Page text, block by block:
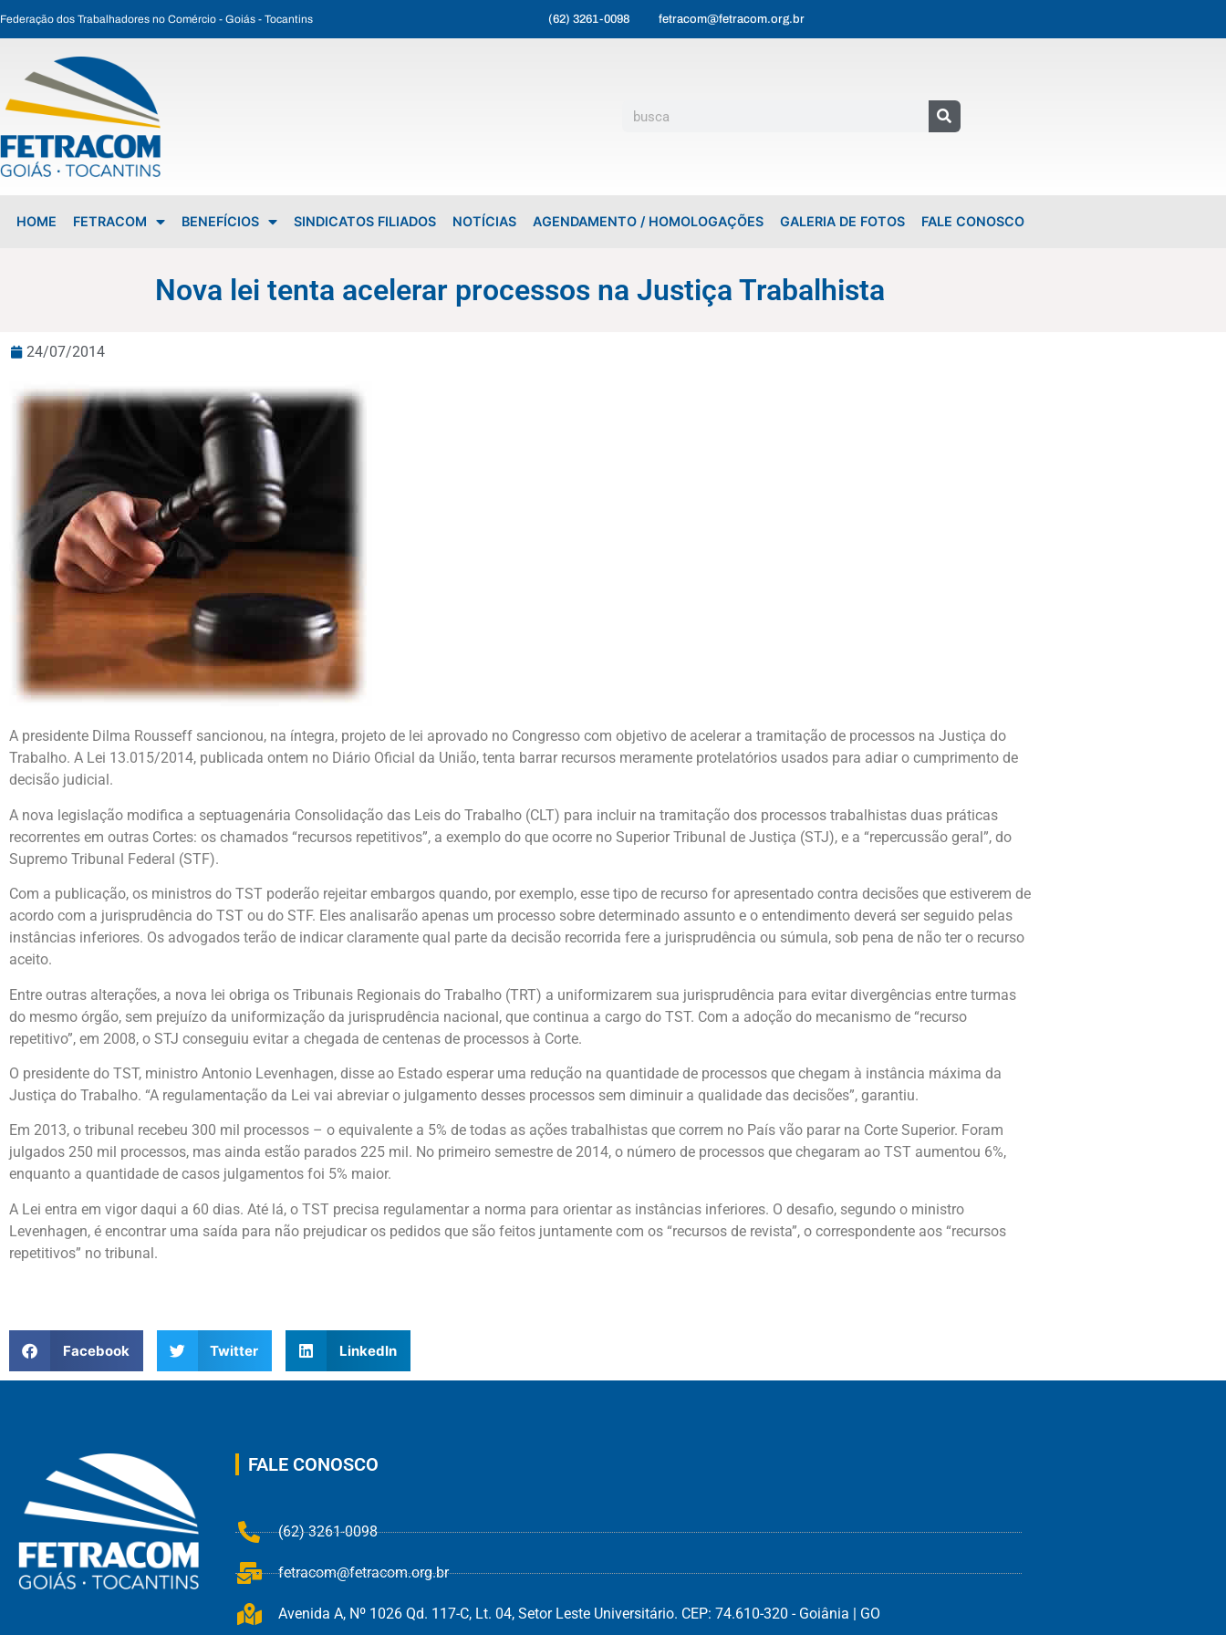
Federação dos Trabalhadores no Comércio - Goiás - Tocantins (62) 3261-0098 fetracom@fetracom.org.br
HOME FETRACOM BENEFÍCIOS SINDICATOS FILIADOS NOTÍCIAS AGENDAMENTO / HOMOLOGAÇÕES GALERIA DE FOTOS FALE CONOSCO
Nova lei tenta acelerar processos na Justiça Trabalhista
24/07/2014
A presidente Dilma Rousseff sancionou, na íntegra, projeto de lei aprovado no Congresso com objetivo de acelerar a tramitação de processos na Justiça do
Trabalho. A Lei 13.015/2014, publicada ontem no Diário Oficial da União, tenta barrar recursos meramente protelatórios usados para adiar o cumprimento de
decisão judicial.
A nova legislação modifica a septuagenária Consolidação das Leis do Trabalho (CLT) para incluir na tramitação dos processos trabalhistas duas práticas
recorrentes em outras Cortes: os chamados “recursos repetitivos”, a exemplo do que ocorre no Superior Tribunal de Justiça (STJ), e a “repercussão geral”, do
Supremo Tribunal Federal (STF).
Com a publicação, os ministros do TST poderão rejeitar embargos quando, por exemplo, esse tipo de recurso for apresentado contra decisões que estiverem de
acordo com a jurisprudência do TST ou do STF. Eles analisarão apenas um processo sobre determinado assunto e o entendimento deverá ser seguido pelas
instâncias inferiores. Os advogados terão de indicar claramente qual parte da decisão recorrida fere a jurisprudência ou súmula, sob pena de não ter o recurso
aceito.
Entre outras alterações, a nova lei obriga os Tribunais Regionais do Trabalho (TRT) a uniformizarem sua jurisprudência para evitar divergências entre turmas
do mesmo órgão, sem prejuízo da uniformização da jurisprudência nacional, que continua a cargo do TST. Com a adoção do mecanismo de “recurso
repetitivo”, em 2008, o STJ conseguiu evitar a chegada de centenas de processos à Corte.
O presidente do TST, ministro Antonio Levenhagen, disse ao Estado esperar uma redução na quantidade de processos que chegam à instância máxima da
Justiça do Trabalho. “A regulamentação da Lei vai abreviar o julgamento desses processos sem diminuir a qualidade das decisões”, garantiu.
Em 2013, o tribunal recebeu 300 mil processos – o equivalente a 5% de todas as ações trabalhistas que correm no País vão parar na Corte Superior. Foram
julgados 250 mil processos, mas ainda estão parados 225 mil. No primeiro semestre de 2014, o número de processos que chegaram ao TST aumentou 6%,
enquanto a quantidade de casos julgamentos foi 5% maior.
A Lei entra em vigor daqui a 60 dias. Até lá, o TST precisa regulamentar a norma para orientar as instâncias inferiores. O desafio, segundo o ministro
Levenhagen, é encontrar uma saída para não prejudicar os pedidos que são feitos juntamente com os “recursos de revista”, o correspondente aos “recursos
repetitivos” no tribunal.
Facebook Twitter LinkedIn
FALE CONOSCO
(62) 3261-0098
fetracom@fetracom.org.br
Avenida A, Nº 1026 Qd. 117-C, Lt. 04, Setor Leste Universitário. CEP: 74.610-320 - Goiânia | GO